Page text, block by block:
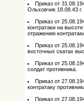
Приказ от
Ольховчик 18.08.43
Приказ от
контратаки на
отражению
Приказ от
восточных скатах
Приказ от
солдат противника.
Приказ от
контратаку
Приказ от